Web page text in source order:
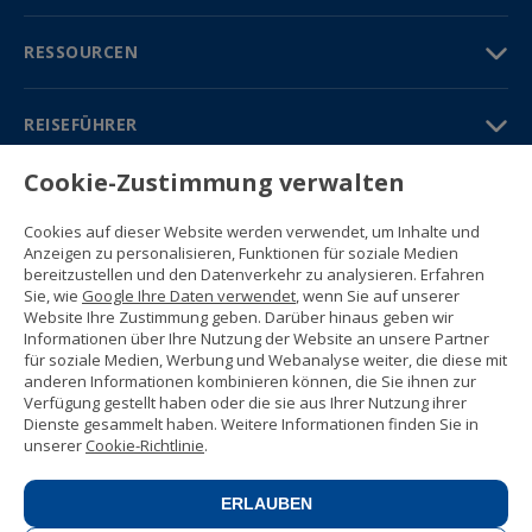
RESSOURCEN
REISEFÜHRER
PARTNER
Kontakt
Gratisbroschüre
(+34) 91 594 37 76
Gustavo Fernández Balbuena, 11
28002 Madrid, Spain
Sitemap
Nutzungsbedingungen
Datenschutzerklärung
Enforex Cookie-Richtlinie
(CIF B-79946729) Alle Rechte
vorbehalten.
Rechtliche Mitteilung.
Cookie-Zustimmung verwalten
Cookies auf dieser Website werden verwendet, um Inhalte und
Anzeigen zu personalisieren, Funktionen für soziale Medien
bereitzustellen und den Datenverkehr zu analysieren. Erfahren
Sie, wie Google Ihre Daten verwendet, wenn Sie auf unserer
Website Ihre Zustimmung geben. Darüber hinaus geben wir
Informationen über Ihre Nutzung der Website an unsere Partner
für soziale Medien, Werbung und Webanalyse weiter, die diese mit
anderen Informationen kombinieren können, die Sie ihnen zur
Verfügung gestellt haben oder die sie aus Ihrer Nutzung ihrer
Dienste gesammelt haben. Weitere Informationen finden Sie in
unserer Cookie-Richtlinie.
ERLAUBEN